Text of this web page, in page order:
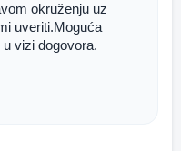
okruženju uz
uveriti.Moguća
vizi dogovora.